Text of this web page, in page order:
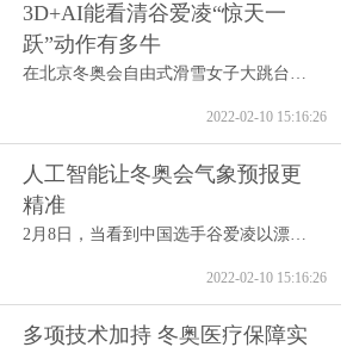
3D+AI能看清谷爱凌“惊天一
跃”动作有多牛
在北京冬奥会自由式滑雪女子大跳台决赛中...
2022-02-10 15:16:26
人工智能让冬奥会气象预报更
精准
2月8日，当看到中国选手谷爱凌以漂亮的高...
2022-02-10 15:16:26
多项技术加持 冬奥医疗保障实